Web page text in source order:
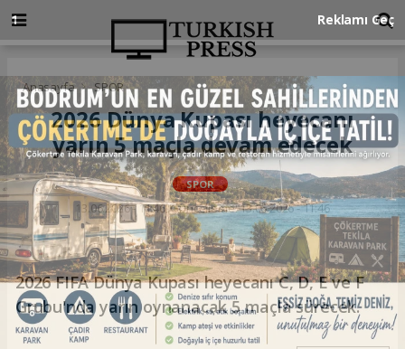
Anasayfa SPOR
2026 Dünya Kupası heyecanı
yarın 5 maçla devam edecek
SPOR
13.06.2026 - 11:46, Güncelleme: 13.06.2026 - 11:46
2026 FIFA Dünya Kupası heyecanı C, D, E ve F
Grubu'nda yarın oynanacak 5 maçla sürecek.